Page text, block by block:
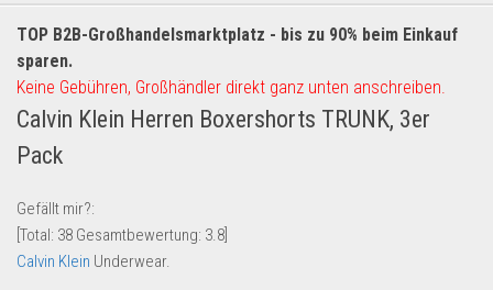
Handy und Smartphone
Kosmetik & Pflege
Lebensmittel & Getränke
Multimedia & Elektro
Münzen
Spielzeug & Games
TOP B2B-Großhandelsmarktplatz - bis zu 90% beim Einkauf
sparen.
Keine Gebühren, Großhändler direkt ganz unten anschreiben.
Calvin Klein Herren Boxershorts TRUNK, 3er
Pack
Gefällt mir?:
[Total: 38 Gesamtbewertung: 3.8
Calvin Klein Underwear.